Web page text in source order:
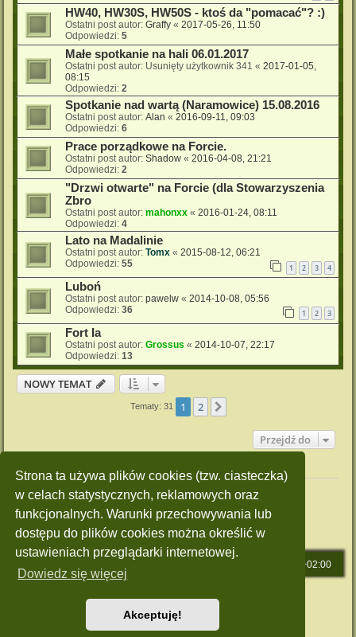
Strona ta używa plików cookies (tzw. ciasteczka)
w celach statystycznych, reklamowych oraz
funkcjonalnych. Warunki przechowywania lub
dostępu do plików cookies można określić w
ustawieniach przeglądarki internetowej.
Dowiedz się więcej
Akceptuję!
HW40, HW30S, HW50S - ktoś da "pomacać"? :)
Ostatni post autor: Graffy « 2017-05-26, 11:50
Odpowiedzi: 5
Małe spotkanie na hali 06.01.2017
Ostatni post autor: Usunięty użytkownik 341 « 2017-01-05,
08:15
Odpowiedzi: 2
Spotkanie nad wartą (Naramowice) 15.08.2016
Ostatni post autor: Alan « 2016-09-11, 09:03
Odpowiedzi: 6
Prace porządkowe na Forcie.
Ostatni post autor: Shadow « 2016-04-08, 21:21
Odpowiedzi: 2
"Drzwi otwarte" na Forcie (dla Stowarzyszenia
Zbro
Ostatni post autor: mahonxx « 2016-01-24, 08:11
Odpowiedzi: 4
Lato na Madalinie
Ostatni post autor: Tomx « 2015-08-12, 06:21
Odpowiedzi: 55 1 2 3 4
Luboń
Ostatni post autor: pawelw « 2014-10-08, 05:56
Odpowiedzi: 36 1 2 3
Fort Ia
Ostatni post autor: Grossus « 2014-10-07, 22:17
Odpowiedzi: 13
NOWY TEMAT
Tematy: 31 1 2
Przejdź do
Twoje uprawnienia na tym forum
Nie możesz
tworzyć nowych tematów
Nie możeszodpowiadać w tematach
Nie możeszzmieniać swoich postów
Nie możesz usuwać swoich postów
Nie możesz dodawać załączników
UTC+02:00
Style: Green-Style by Joyce&LunaphpBB-Style-Design
Zasady ochrony danych osobowych